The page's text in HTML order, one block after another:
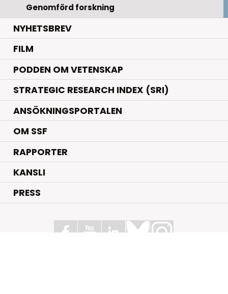
Genomförd forskning
NYHETSBREV
FILM
PODDEN OM VETENSKAP
STRATEGIC RESEARCH INDEX (SRI)
ANSÖKNINGSPORTALEN
OM SSF
RAPPORTER
KANSLI
PRESS